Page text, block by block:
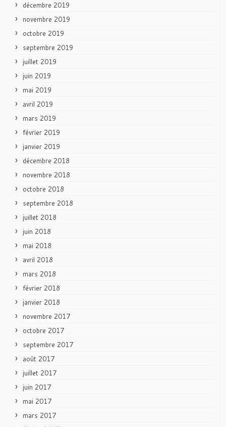
décembre 2019
novembre 2019
octobre 2019
septembre 2019
juillet 2019
juin 2019
mai 2019
avril 2019
mars 2019
février 2019
janvier 2019
décembre 2018
novembre 2018
octobre 2018
septembre 2018
juillet 2018
juin 2018
mai 2018
avril 2018
mars 2018
février 2018
janvier 2018
novembre 2017
octobre 2017
septembre 2017
août 2017
juillet 2017
juin 2017
mai 2017
mars 2017